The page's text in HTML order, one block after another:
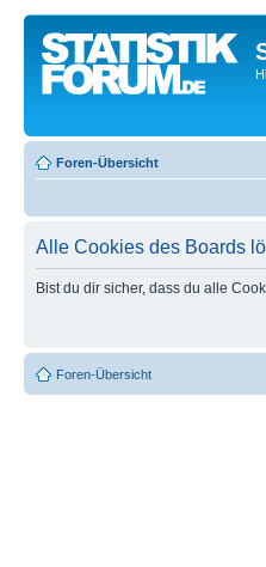
Foren-Übersicht
Alle Cookies des Boards
Bist du dir sicher, dass du alle
Foren-Übersicht